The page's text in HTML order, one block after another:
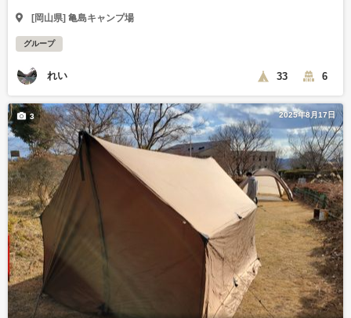
[岡山県] 亀島キャンプ場
グループ
れい 33 6
2025年8月17日
3